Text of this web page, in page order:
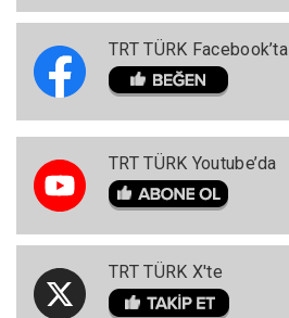
TRT TÜRK Facebook’ta
TRT TÜRK Youtube’da
TRT TÜRK X'te